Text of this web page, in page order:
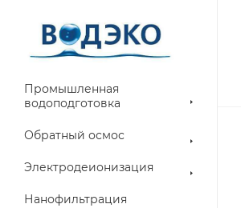
Промышленная
водоподготовка
Обратный осмос
Электродеионизация
Нанофильтрация